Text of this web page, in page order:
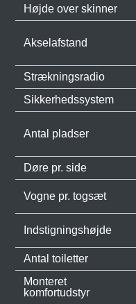
Højde over skinner
Akselafstand
Strækningsradio
Sikkerhedssystem
Antal pladser
Døre pr. side
Vogne pr. togsæt
Indstigningshøjde
Antal toiletter
Monteret
komfortudstyr